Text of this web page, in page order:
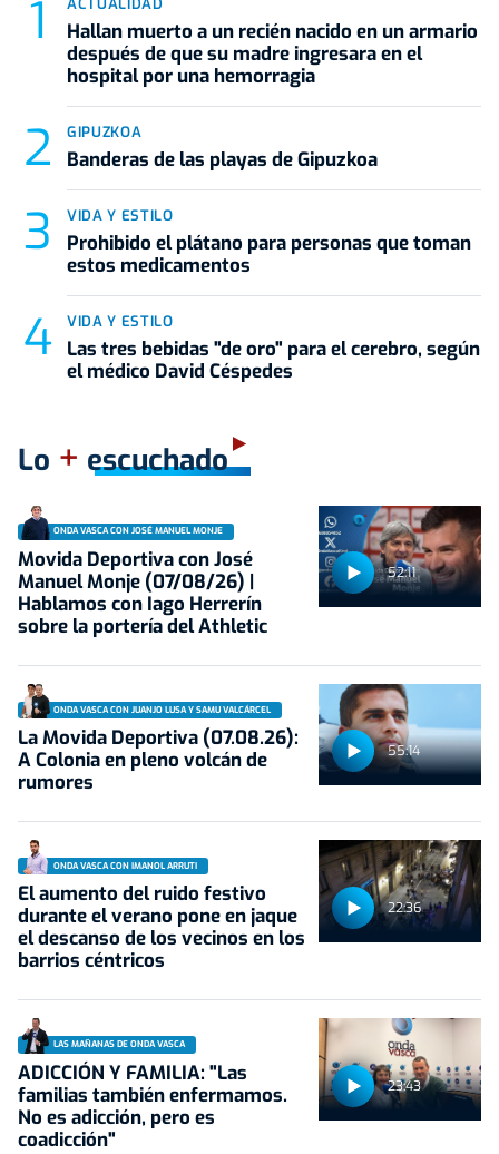
Hallan muerto a un recién nacido en un armario
después de que su madre ingresara en el
hospital por una hemorragia
GIPUZKOA
Banderas de las playas de Gipuzkoa
VIDA Y ESTILO
Prohibido el plátano para personas que toman
estos medicamentos
VIDA Y ESTILO
Las tres bebidas "de oro" para el cerebro, según
el médico David Céspedes
Lo + escuchado
52:11
ONDA VASCA CON JOSÉ MANUEL MONJE
Movida Deportiva con José
Manuel Monje (07/08/26) |
Hablamos con Iago Herrerín
sobre la portería del Athletic
55:14
ONDA VASCA CON JUANJO LUSA Y SAMU VALCÁRCEL
La Movida Deportiva (07.08.26):
A Colonia en pleno volcán de
rumores
22:36
ONDA VASCA CON IMANOL ARRUTI
El aumento del ruido festivo
durante el verano pone en jaque
el descanso de los vecinos en los
barrios céntricos
23:43
LAS MAÑANAS DE ONDA VASCA
ADICCIÓN Y FAMILIA: "Las
familias también enfermamos.
No es adicción, pero es
coadicción"